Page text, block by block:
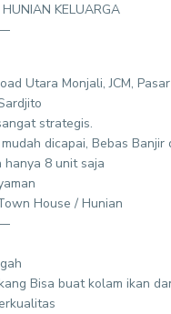
KELUARGA
Utara Monjali, JCM,
strategis.
dicapai, Bebas Banjir
hanya 8 unit saja
House / Hunian
Bisa buat kolam ikan